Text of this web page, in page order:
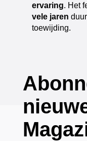
ervaring. Het
vele jaren
toewijding.